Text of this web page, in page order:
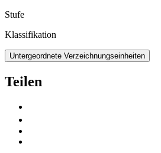
Stufe
Klassifikation
Untergeordnete Verzeichnungseinheiten
Teilen